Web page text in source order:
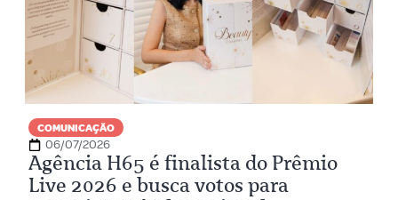
COMUNICAÇÃO
06/07/2026
Agência H65 é finalista do Prêmio
Live 2026 e busca votos para